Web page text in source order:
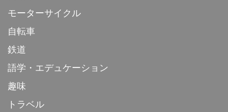
モーターサイクル
自転車
鉄道
語学・エデュケーション
趣味
トラベル